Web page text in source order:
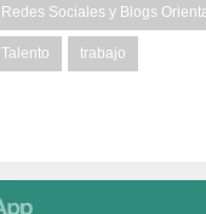
Redes Sociales y Blogs
Talento trabajo